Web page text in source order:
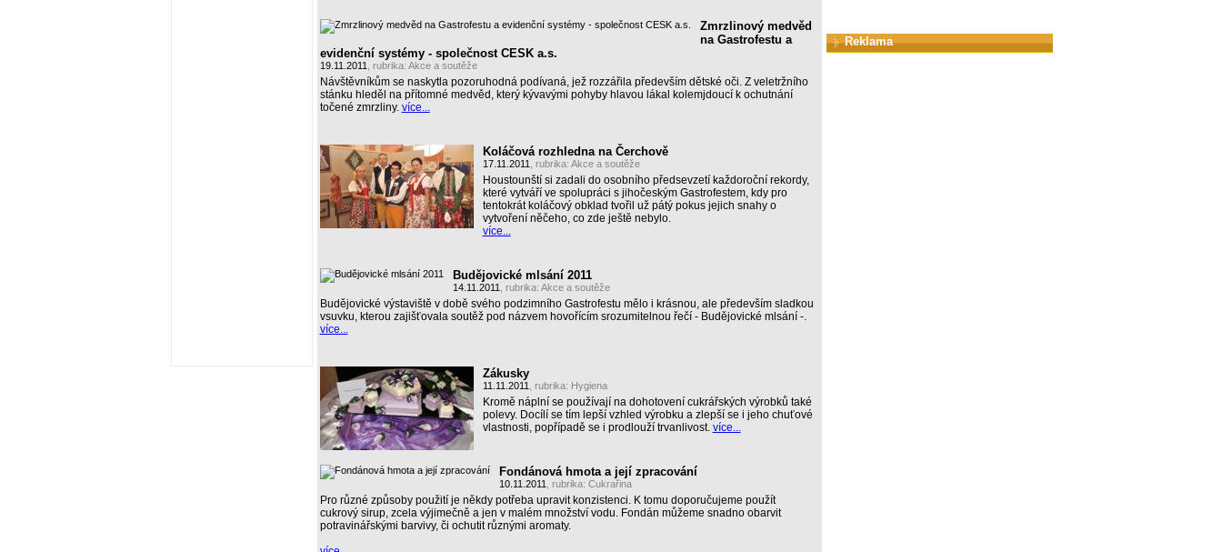
Zmrzlinový medvěd
na Gastrofestu a
evidenční systémy - společnost CESK a.s.
19.11.2011 , rubrika: Akce a soutěže
Návštěvníkům se naskytla pozoruhodná podívaná, jež rozzářila především dětské oči. Z veletržního
stánku hleděl na přítomné medvěd, který kývavými pohyby hlavou lákal kolemjdoucí k ochutnání
točené zmrzliny. více...
Koláčová rozhledna na Čerchově
17.11.2011 , rubrika: Akce a soutěže
Houstounští si zadali do osobního předsevzetí každoroční rekordy,
které vytváří ve spolupráci s jihočeským Gastrofestem, kdy pro
tentokrát koláčový obklad tvořil už pátý pokus jejich snahy o
vytvoření něčeho, co zde ještě nebylo.
více...
Budějovické mlsání 2011
14.11.2011 , rubrika: Akce a soutěže
Budějovické výstaviště v době svého podzimního Gastrofestu mělo i krásnou, ale především sladkou
vsuvku, kterou zajišťovala soutěž pod názvem hovořícím srozumitelnou řečí - Budějovické mlsání -.
více...
Zákusky
11.11.2011 , rubrika: Hygiena
Kromě náplní se používají na dohotovení cukrářských výrobků také
polevy. Docílí se tím lepší vzhled výrobku a zlepší se i jeho chuťové
vlastnosti, popřípadě se i prodlouží trvanlivost. více...
Fondánová hmota a její zpracování
10.11.2011 , rubrika: Cukrařina
Pro různé způsoby použití je někdy potřeba upravit konzistenci. K tomu doporučujeme použít
cukrový sirup, zcela výjimečně a jen v malém množství vodu. Fondán můžeme snadno obarvit
potravinářskými barvivy, či ochutit různými aromaty.
Reklama